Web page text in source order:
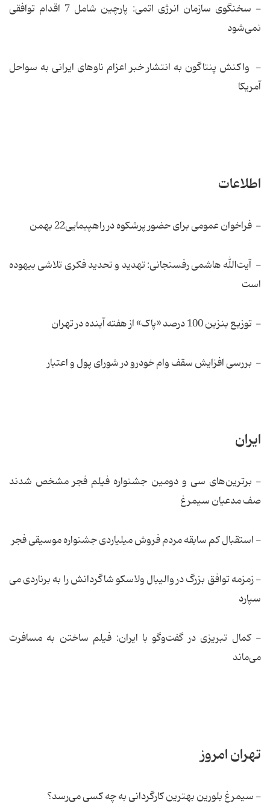
- سخنگوی سازمان انرژی اتمی: پارچین شامل 7 اقدام توافقی
نمی‌شود
- واكنش پنتاگون به انتشار خبر اعزام ناوهای ایرانی به سواحل
آمریكا
اطلاعات
- فراخوان عمومی برای حضور پرشكوه در راهپیمایی22 بهمن
- آیت‌الله هاشمی رفسنجانی: تهدید و تحدید فكری تلاشی بیهوده
است
- توزیع بنزین 100 درصد «پاک» از هفته آینده در تهران
- بررسی افزایش سقف وام خودرو در شورای پول و اعتبار
ایران
- برترین‌های سی و دومین جشنواره فیلم فجر مشخص شدند
صف مدعیان سیمرغ
- استقبال کم سابقه مردم فروش میلیاردی جشنواره موسیقی فجر
- زمزمه توافق بزرگ در والیبال ولاسکو شاگردانش را به برناردی می
سپارد
- کمال تبریزی در گفت‌و‌گو با ایران: فیلم ساختن به مسافرت
می‌ماند
تهران امروز
- سیمرغ بلورین بهترین کارگردانی به چه کسی می‌رسد؟